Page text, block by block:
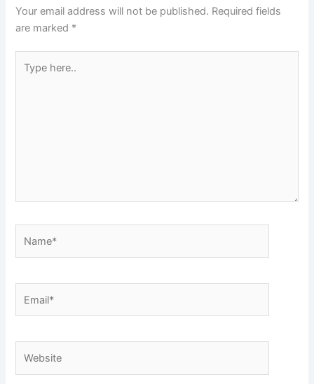
Your email address will not be published. Required fields
are marked *
here..